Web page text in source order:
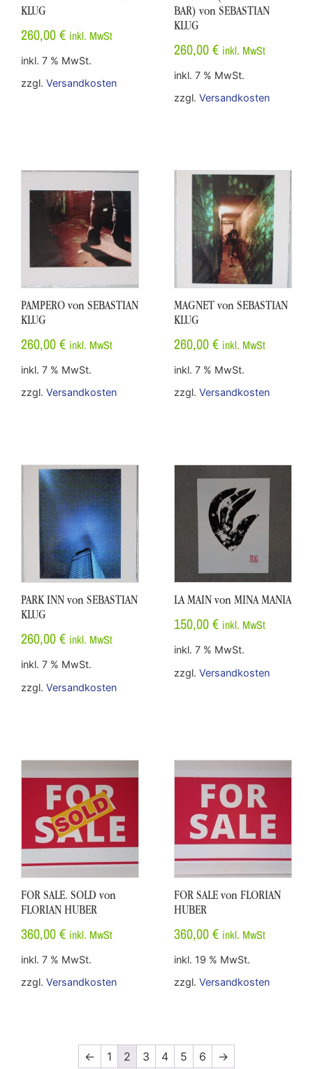
KLUG
260,00€ inkl. MwSt
inkl. 7 % MwSt.
zzgl. Versandkosten
BAR) von SEBASTIAN
KLUG
260,00€ inkl. MwSt
inkl. 7 % MwSt.
zzgl. Versandkosten
PAMPERO von SEBASTIAN
KLUG
260,00€ inkl. MwSt
inkl. 7 % MwSt.
zzgl. Versandkosten
MAGNET von SEBASTIAN
KLUG
260,00€ inkl. MwSt
inkl. 7 % MwSt.
zzgl. Versandkosten
PARK INN von SEBASTIAN
KLUG
260,00€ inkl. MwSt
inkl. 7 % MwSt.
zzgl. Versandkosten
LA MAIN von MINA MANIA
150,00€ inkl. MwSt
inkl. 7 % MwSt.
zzgl. Versandkosten
FOR SALE. SOLD von
FLORIAN HUBER
360,00€ inkl. MwSt
inkl. 7 % MwSt.
zzgl. Versandkosten
FOR SALE von FLORIAN
HUBER
360,00€ inkl. MwSt
inkl. 19 % MwSt.
zzgl. Versandkosten
← 1 2 3 4 5 6 →